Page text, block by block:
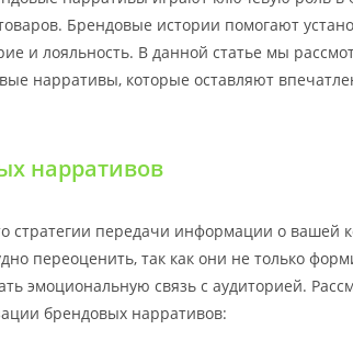
Брендовые истории помогают
и лояльность. В данной статье мы
нарративы, которые оставляют
нарративов
стратегии передачи информации о вашей
переоценить, так как они не только
эмоциональную связь с аудиторией.
брендовых нарративов: